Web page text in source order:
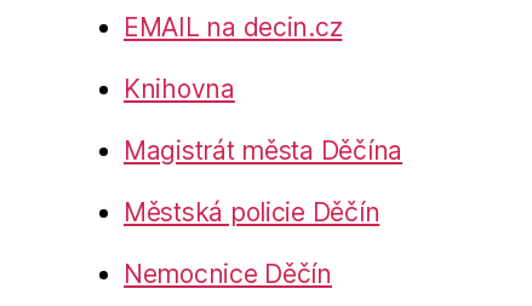
EMAIL na decin.cz
Knihovna
Magistrát města Děčína
Městská policie Děčín
Nemocnice Děčín